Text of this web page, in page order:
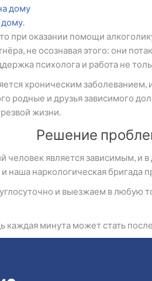
дому
дому.
при оказании помощи
не осознавая этого: они
психолога и работа не
хроническим
родные и друзья зависимого
жизни.
Решение
человек является зависимым, и
и наша наркологическая бригада
и выезжаем в любую
каждая минута может стать